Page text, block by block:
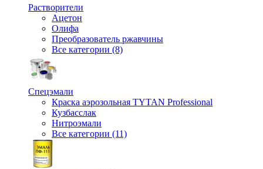
Растворители
Ацетон
Олифа
Преобразователь ржавчины
Все категории (8)
Спецэмали
Краска аэрозольная TYTAN Professional
Кузбасслак
Нитроэмали
Все категории (11)